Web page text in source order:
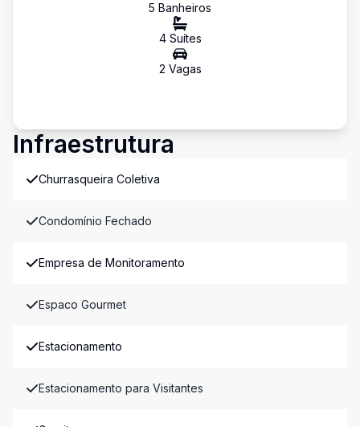
5 Banheiros
4Suítes
2 Vagas
Infraestrutura
Churrasqueira Coletiva
Condomínio Fechado
Empresa de Monitoramento
Espaco Gourmet
Estacionamento
Estacionamento para Visitantes